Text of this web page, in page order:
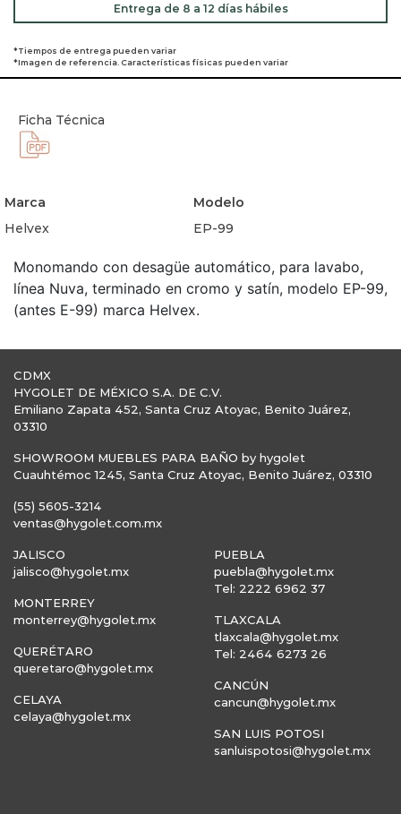
Entrega de 8 a 12 días hábiles
*Tiempos de entrega pueden variar
*Imagen de referencia. Características físicas pueden variar
Ficha Técnica
Marca
Modelo
Helvex
EP-99
Monomando con desagüe automático, para lavabo,
línea Nuva, terminado en cromo y satín, modelo EP-99,
(antes E-99) marca Helvex.
CDMX
HYGOLET DE MÉXICO S.A. DE C.V.
Emiliano Zapata 452, Santa Cruz Atoyac, Benito Juárez,
03310
SHOWROOM MUEBLES PARA BAÑO by hygolet
Cuauhtémoc 1245, Santa Cruz Atoyac, Benito Juárez, 03310
(55) 5605-3214
ventas@hygolet.com.mx
JALISCO
jalisco@hygolet.mx
MONTERREY
monterrey@hygolet.mx
QUERÉTARO
queretaro@hygolet.mx
CELAYA
celaya@hygolet.mx
PUEBLA
puebla@hygolet.mx
Tel: 2222 6962 37
TLAXCALA
tlaxcala@hygolet.mx
Tel: 2464 6273 26
CANCÚN
cancun@hygolet.mx
SAN LUIS POTOSI
sanluispotosi@hygolet.mx